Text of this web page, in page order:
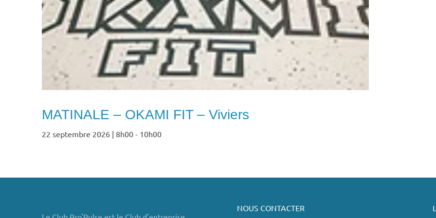
MATINALE – OKAMI FIT – Viviers
22 septembre 2026 | 8h00 - 10h00
NOUS CONTACTER